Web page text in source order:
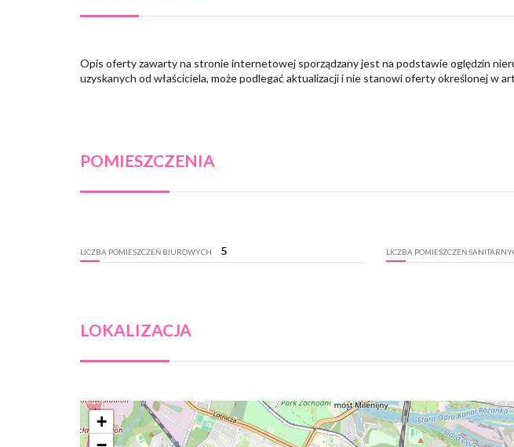
Opis oferty zawarty na stronie internetowej sporządzany jest na podstawie oględzin
uzyskanych od właściciela, może podlegać aktualizacji i nie stanowi oferty określonej w
POMIESZCZENIA
LICZBA POMIESZCZEŃ BIUROWYCH 5 LICZBA POMIESZCZEŃ
LOKALIZACJA
+